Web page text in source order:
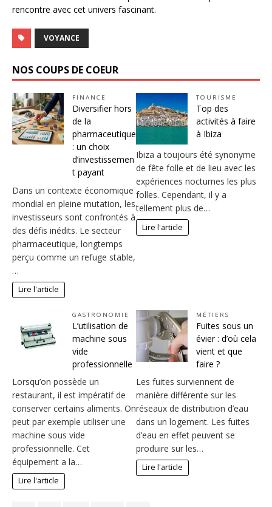
rencontre avec cet univers fascinant.
VOYANCE
NOS COUPS DE COEUR
FINANCE
Diversifier hors
de la
pharmaceutique
: un choix
d’investissemen
t payant
Dans un contexte économique
mondial en pleine mutation, les
investisseurs sont confrontés à
des défis inédits. Le secteur
pharmaceutique, longtemps
perçu comme un refuge stable,
…
Lire l'article
TOURISME
Top des
activités à faire
à Ibiza
Ibiza a toujours été synonyme
de fête folle et de lieu avec les
expériences nocturnes les plus
folles. Cependant, il y a
tellement plus de…
Lire l'article
GASTRONOMIE
L’utilisation de
machine sous
vide
professionnelle
Lorsqu’on possède un
restaurant, il est impératif de
conserver certains aliments. On
peut par exemple utiliser une
machine sous vide
professionnelle. Cet
équipement a la…
Lire l'article
MÉTIERS
Fuites sous un
évier : d’où cela
vient et que
faire ?
Les fuites surviennent de
manière différente sur les
réseaux de distribution d’eau
dans un logement. Les fuites
d’eau en effet peuvent se
produire sur les…
Lire l'article